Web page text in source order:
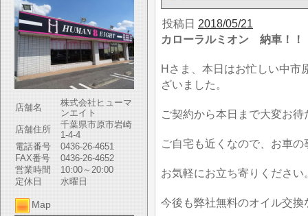
店舗名
株式会社ヒューマ
ンエイト
店舗住所
千葉県市原市岩崎
1-4-4
電話番号
0436-26-4651
FAX番号
0436-26-4652
営業時間
10:00～20:00
定休日
水曜日
Map
投稿日 2018/05/21
カローラルミオン 納車！！
Hさま、本日はお忙しい中市
ざいました。
ご契約から本日まで大変お
ご自宅も近くなので、お車
お気軽にお立ち寄りください
今後も弊社無料のオイル交